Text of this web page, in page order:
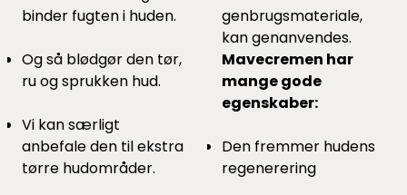
binder fugten i huden.
Og så blødgør den tør,
ru og sprukken hud.
Vi kan særligt
anbefale den til ekstra
tørre hudområder.
genbrugsmateriale,
kan genanvendes.
Mavecremen har
mange gode
egenskaber:
Den fremmer hudens
regenerering